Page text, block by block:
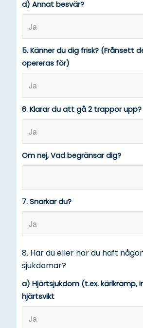
d) Annat besvär?
5. Känner du dig frisk? (Frånsett
opereras för)
6. Klarar du att gå 2 trappor upp?
Om nej, Vad begränsar dig?
7. Snarkar du?
8. Har du eller har du haft
sjukdomar?
a) Hjärtsjukdom (t.ex. kärlkramp,
hjärtsvikt